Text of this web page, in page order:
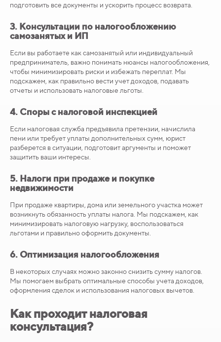
подготовить все документы и ускорить процесс возврата.
3. Консультации по налогообложению
самозанятых и ИП
Если вы работаете как самозанятый или индивидуальный
предприниматель, важно понимать нюансы налогообложения,
чтобы минимизировать риски и избежать переплат. Мы
подскажем, как правильно вести учет доходов, подавать
отчеты и использовать налоговые льготы.
4. Споры с налоговой инспекцией
Если налоговая служба предъявила претензии, начислила
пени или требует уплаты дополнительных сумм, юрист
разберется в ситуации, подготовит аргументы и поможет
защитить ваши интересы.
5. Налоги при продаже и покупке
недвижимости
При продаже квартиры, дома или земельного участка может
возникнуть обязанность уплаты налога. Мы подскажем, как
минимизировать налоговую нагрузку, воспользоваться
льготами и правильно оформить документы.
6. Оптимизация налогообложения
В некоторых случаях можно законно снизить сумму налогов.
Мы помогаем выбрать оптимальные способы учета доходов,
оформления сделок и использования налоговых вычетов.
Как проходит налоговая
консультация?